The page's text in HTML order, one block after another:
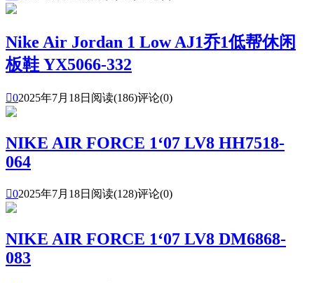
Nike Air Jordan 1 Low AJ1乔1低帮休闲
板鞋 YX5066-332
02025年7月18日 阅读(186)评论(0)
NIKE AIR FORCE 1‘07 LV8 HH7518-
064
02025年7月18日 阅读(128)评论(0)
NIKE AIR FORCE 1‘07 LV8 DM6868-
083